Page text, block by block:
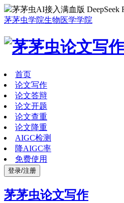
茅茅虫AI接入满血版 DeepSeek
茅茅虫学院生物医学学院
首页
论文写作
论文答辩
论文开题
论文查重
论文降重
AIGC检测
降AIGC率
免费使用
登录/注册
茅茅虫论文写作